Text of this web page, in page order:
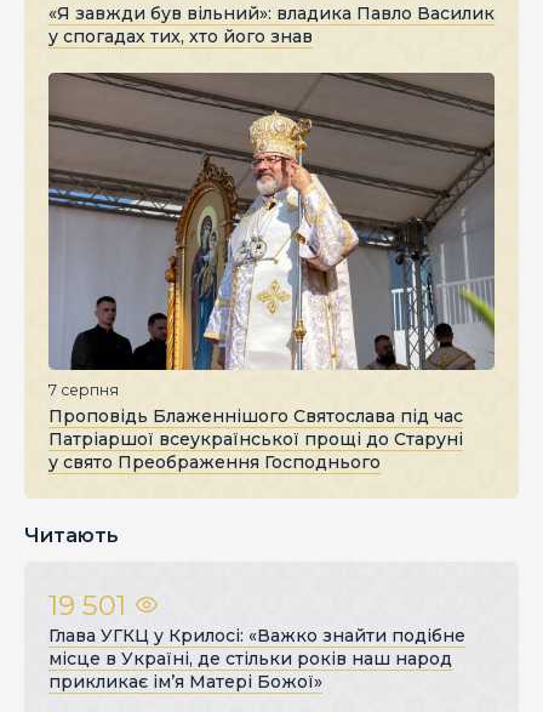
«Я завжди був вільний»: владика Павло Василик
у спогадах тих, хто його знав
7 серпня
Проповідь Блаженнішого Святослава під час
Патріаршої всеукраїнської прощі до Старуні
у свято Преображення Господнього
Читають
19 501
Глава УГКЦ у Крилосі: «Важко знайти подібне
місце в Україні, де стільки років наш народ
прикликає ім’я Матері Божої»